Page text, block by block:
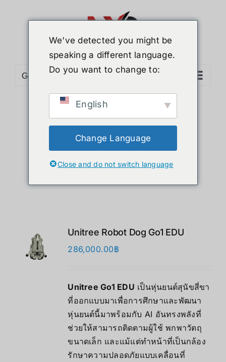
Go to...
Sort byDefault Order
Show24 Products
Unitree Robot Dog Go1 EDU
286,000.00฿
Unitree Go1 EDU เป็นหุ่นยนต์สุนัขสี่ขา
ที่ออกแบบมาเพื่อการศึกษาและพัฒนา
หุ่นยนต์นี้มาพร้อมกับ AI อันทรงพลังที่
ช่วยให้สามารถติดตามผู้ใช้ พกพาวัตถุ
ขนาดเล็ก และแม้แต่ทำหน้าที่เป็นกล้อง
รักษาความปลอดภัยแบบเคลื่อนที่
We've detected you might be
speaking a different language.
Do you want to change to:
English
Change Language
Close and do not switch language